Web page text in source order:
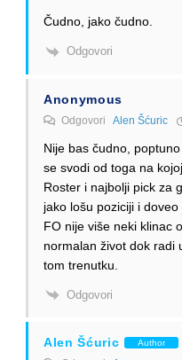
Čudno, jako čudno.
Odgovori
Anonymous
Odgovori Alen Šćuric
Nije bas čudno,
se svodi od toga na
Roster i najbolji pick za
jako lošu poziciji i
FO nije više neki klinac
normalan život dok radi
tom trenutku.
Odgovori
Alen Šćuric Author